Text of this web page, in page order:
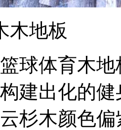
地板
体育木地
建出化的
杉木颜色